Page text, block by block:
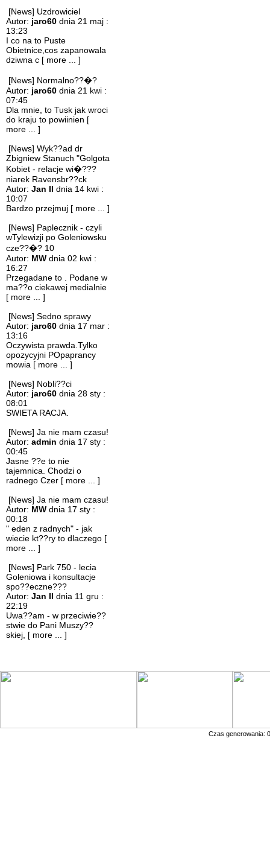
[News] Uzdrowiciel
Autor: jaro60 dnia 21 maj :
13:23
I co na to Puste
Obietnice,cos zapanowala
dziwna c [ more ... ]
[News] Normalno??�?
Autor: jaro60 dnia 21 kwi :
07:45
Dla mnie, to Tusk jak wroci
do kraju to powiinien [
more ... ]
[News] Wyk??ad dr
Zbigniew Stanuch "Golgota
Kobiet - relacje wi�???
niarek Ravensbr??ck
Autor: Jan II dnia 14 kwi :
10:07
Bardzo przejmuj [ more ... ]
[News] Paplecznik - czyli
wTylewizji po Goleniowsku
cze??�? 10
Autor: MW dnia 02 kwi :
16:27
Przegadane to . Podane w
ma??o ciekawej medialnie
[ more ... ]
[News] Sedno sprawy
Autor: jaro60 dnia 17 mar :
13:16
Oczywista prawda.Tylko
opozycyjni POpaprancy
mowia [ more ... ]
[News] Nobli??ci
Autor: jaro60 dnia 28 sty :
08:01
SWIETA RACJA.
[News] Ja nie mam czasu!
Autor: admin dnia 17 sty :
00:45
Jasne ??e to nie
tajemnica. Chodzi o
radnego Czer [ more ... ]
[News] Ja nie mam czasu!
Autor: MW dnia 17 sty :
00:18
" eden z radnych" - jak
wiecie kt??ry to dlaczego [
more ... ]
[News] Park 750 - lecia
Goleniowa i konsultacje
spo??eczne???
Autor: Jan II dnia 11 gru :
22:19
Uwa??am - w przeciwie??
stwie do Pani Muszy??
skiej, [ more ... ]
Czas generowania: